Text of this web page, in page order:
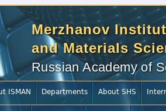
Merzhanov
and Materials
Russian Academy of
ISMAN Departments About SHS